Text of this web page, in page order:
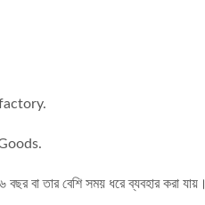
বা তার বেশি সময় ধরে ব্যবহার করা যায়।